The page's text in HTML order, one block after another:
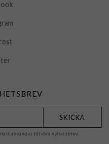
SKICKA
användas till våra nyhetsbrev.